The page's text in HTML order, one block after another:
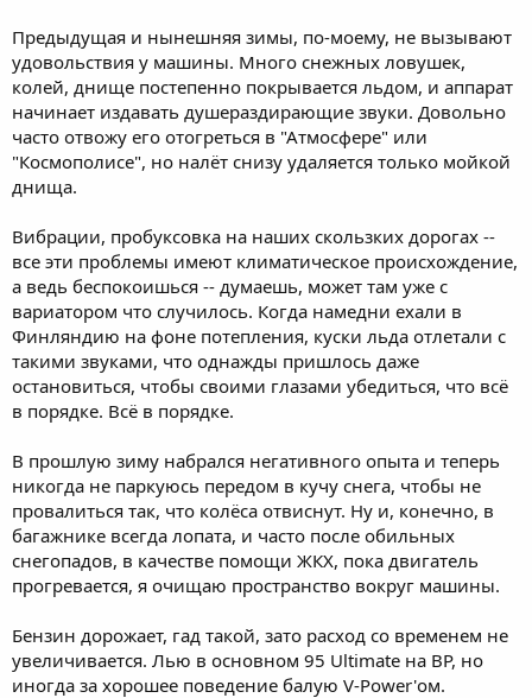
Предыдущая и нынешняя зимы, по-моему, не вызывают
удовольствия у машины. Много снежных ловушек,
колей, днище постепенно покрывается льдом, и аппарат
начинает издавать душераздирающие звуки. Довольно
часто отвожу его отогреться в "Атмосфере" или
"Космополисе", но налёт снизу удаляется только мойкой
днища.
Вибрации, пробуксовка на наших скользких дорогах --
все эти проблемы имеют климатическое происхождение,
а ведь беспокоишься -- думаешь, может там уже с
вариатором что случилось. Когда намедни ехали в
Финляндию на фоне потепления, куски льда отлетали с
такими звуками, что однажды пришлось даже
остановиться, чтобы своими глазами убедиться, что всё
в порядке. Всё в порядке.
В прошлую зиму набрался негативного опыта и теперь
никогда не паркуюсь передом в кучу снега, чтобы не
провалиться так, что колёса отвиснут. Ну и, конечно, в
багажнике всегда лопата, и часто после обильных
снегопадов, в качестве помощи ЖКХ, пока двигатель
прогревается, я очищаю пространство вокруг машины.
Бензин дорожает, гад такой, зато расход со временем не
увеличивается. Лью в основном 95 Ultimate на BP, но
иногда за хорошее поведение балую V-Power'ом.